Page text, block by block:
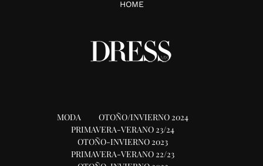
HOME
MODA
OTOÑO/INVIERNO 2024
PRIMAVERA-VERANO 23/24
OTOÑO-INVIERNO 2023
PRIMAVERA-VERANO 22/23